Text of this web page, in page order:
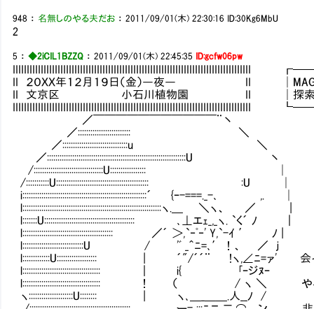
948 ： 名無しのやる夫だお ：2011/09/01(木) 22:30:16 ID:30Kg6MbU
2
5 ：◆2iCIL1BZZQ ：2011/09/01(木) 22:45:35 ID:gcfw06pw
II ２０ＸＸ年１２月１９日（金）―夜― II │MAG
II 文京区 小石川植物園 II │探索：7
／￣￣￣￣￣￣￣￣￣￣￣¨丶
／::::::::::::::::::::::::: ＼
／:::::::::::::::::::::::::::::::u ＼
／::::::::::::::::::::::::::::::::::::::::::::::::::::::::::::::::::U 丶
/:::::::::::::::::::::::::::::::::U::::::::::::::::: │
/:::::::::::U:::::::::::::::::::::::::::::::::::::::::::: :U │
i:::::::::::::::::::::::::::::::::::::::::::::::::::::::::::´ {ｰ-===._-､ ,. │
l::::::::::::::::::::::::::::::::::::::::::::::::::::::::::::::::::ヽ.＿ ＼ヽ、 ／ |
l:::::::U::::::::::::::::::::::::::::::::::::::::::: ､⊥エｪ_,_ヽ. `く´ ﾉ ｜
l::::::::::::::::::::::::::::::::::::::::::: ／´ ＞,`‐ﾟ‐' Y,`-ｲ ′ ﾉ |
l:::::::::::::::::::::::::::::U / 'ﾞ _＾ﾆ=､′！、 ／ ｊ
l:::::::::::::U::::::::::::::::::: | ´"/´´¨ !ヽ,∠ﾆ=ァ' 会った場
l::::::::::::::::::::::::::::::::::::: ｜ i{ ｢ｰジﾇｰ
l::::::::::::::::::::::::::::::::::::: ！ （ / ヽ ＼ やる夫の
ヽ:::::::::::::::::::::U:::::::: | ヽ､＿_＿＿.人__ﾉ /